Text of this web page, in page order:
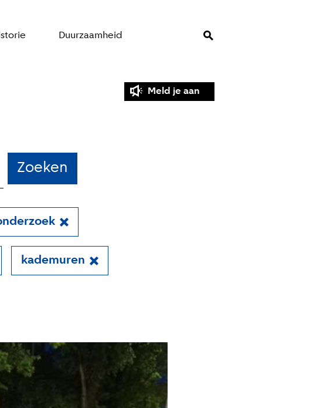
Duurzaamheid
Meld je aan
Close
Zoeken
kademuren